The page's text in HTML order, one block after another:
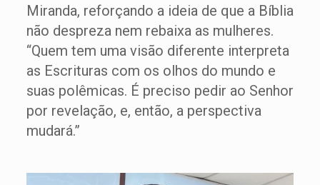
Miranda, reforçando a ideia de que a Bíblia
não despreza nem rebaixa as mulheres.
“Quem tem uma visão diferente interpreta
as Escrituras com os olhos do mundo e
suas polêmicas. É preciso pedir ao Senhor
por revelação, e, então, a perspectiva
mudará.”